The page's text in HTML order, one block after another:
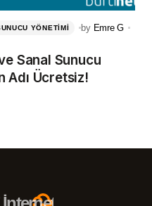
YÖNETIMI by Emre G
Sanal Sunucu
Adı Ücretsiz!